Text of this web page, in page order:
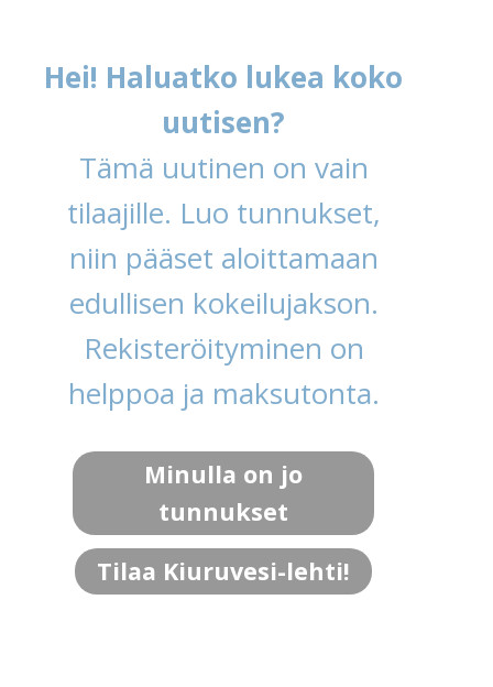
Hei! Haluatko lukea koko
uutisen?
Tämä uutinen on vain
tilaajille. Luo tunnukset,
niin pääset aloittamaan
edullisen kokeilujakson.
Rekisteröityminen on
helppoa ja maksutonta.
Minulla on jo
tunnukset
Tilaa Kiuruvesi-lehti!